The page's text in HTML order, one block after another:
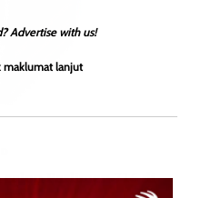
calon Parlimen 716 di
Advertise with us!
maklumat lanjut